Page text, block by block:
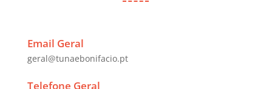
Email Geral
geral@tunaebonifacio.pt
Telefone Geral